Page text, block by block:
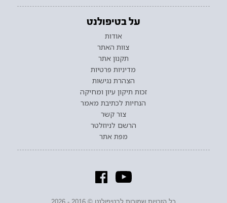
על בטיפולנט
אודות
צוות האתר
תקנון אתר
מדיניות פרטיות
הצהרת נגישות
זכות תיקון עיון ומחיקה
הנחיות לכתיבת מאמר
צור קשר
הרשם לניוזלטר
מפת אתר